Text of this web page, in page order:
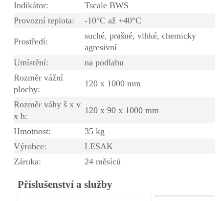
Indikátor:
Tscale BWS
Provozní teplota:
-10°C až +40°C
Prostředí:
suché, prašné, vlhké, chemicky
agresivní
Umístění:
na podlahu
Rozměr vážní
plochy:
120 x 1000 mm
Rozměr váhy š x v
x h:
120 x 90 x 1000 mm
Hmotnost:
35 kg
Výrobce:
LESAK
Záruka:
24 měsíců
Příslušenství a služby